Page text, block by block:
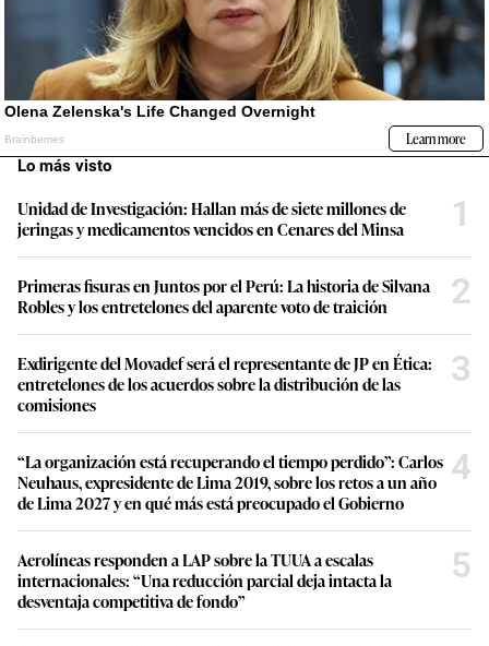
Lo más visto
Unidad de Investigación: Hallan más de siete millones de
jeringas y medicamentos vencidos en Cenares del Minsa
1
Primeras fisuras en Juntos por el Perú: La historia de Silvana
Robles y los entretelones del aparente voto de traición
2
Exdirigente del Movadef será el representante de JP en Ética:
entretelones de los acuerdos sobre la distribución de las
comisiones
3
“La organización está recuperando el tiempo perdido”: Carlos
Neuhaus, expresidente de Lima 2019, sobre los retos a un año
de Lima 2027 y en qué más está preocupado el Gobierno
4
Aerolíneas responden a LAP sobre la TUUA a escalas
internacionales: “Una reducción parcial deja intacta la
desventaja competitiva de fondo”
5